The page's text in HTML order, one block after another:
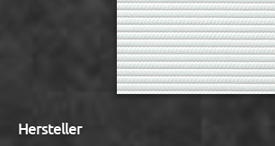
Hersteller